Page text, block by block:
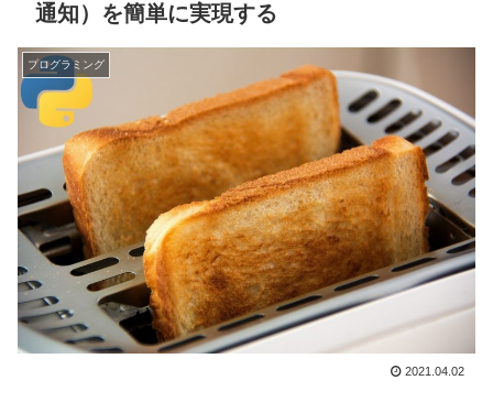
通知）を簡単に実現する
プログラミング
2021.04.02